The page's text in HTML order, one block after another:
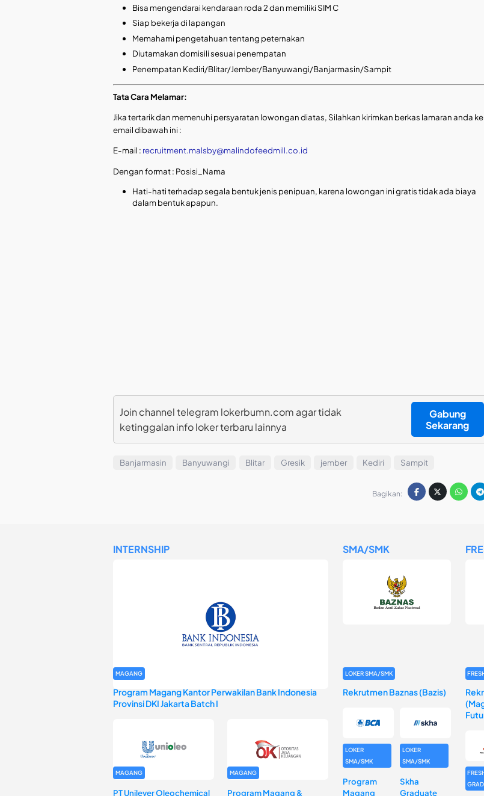
Bisa mengendarai kendaraan roda 2 dan memiliki SIM C
Siap bekerja di lapangan
Memahami pengetahuan tentang peternakan
Diutamakan domisili sesuai penempatan
Penempatan Kediri/Blitar/Jember/Banyuwangi/Banjarmasin/Sampit
Tata Cara Melamar:
Jika tertarik dan memenuhi persyaratan lowongan diatas, Silahkan kirimkan berkas lamaran anda ke
email dibawah ini :
E-mail : recruitment.malsby@malindofeedmill.co.id
Dengan format : Posisi_Nama
Hati-hati terhadap segala bentuk jenis penipuan, karena lowongan ini gratis tidak ada biaya
dalam bentuk apapun.
Join channel telegram lokerbumn.com agar tidak
ketinggalan info loker terbaru lainnya
Gabung
Sekarang
Banjarmasin Banyuwangi Blitar Gresik jember Kediri Sampit
Bagikan:
INTERNSHIP
MAGANG
Program Magang Kantor Perwakilan Bank Indonesia
Provinsi DKI Jakarta Batch I
MAGANG
PT Unilever Oleochemical
MAGANG
Program Magang &
SMA/SMK
LOKER SMA/SMK
Rekrutmen Baznas (Bazis)
LOKER
SMA/SMK
Program
Magang
LOKER
SMA/SMK
Skha
Graduate